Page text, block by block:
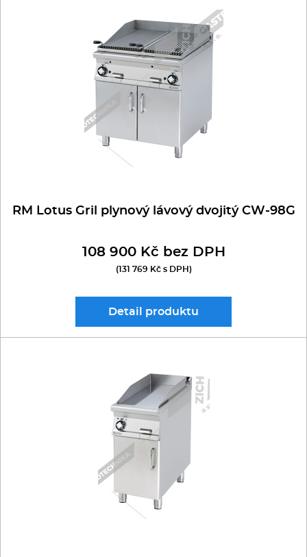
RM Lotus Gril plynový lávový dvojitý CW-98G
108 900 Kč bez DPH
(131 769 Kč s DPH)
Detail produktu